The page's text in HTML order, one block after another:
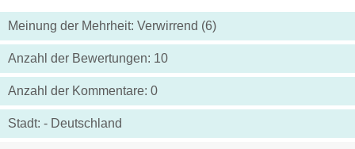
Meinung der Mehrheit: Verwirrend (6)
Anzahl der Bewertungen: 10
Anzahl der Kommentare: 0
Stadt: - Deutschland